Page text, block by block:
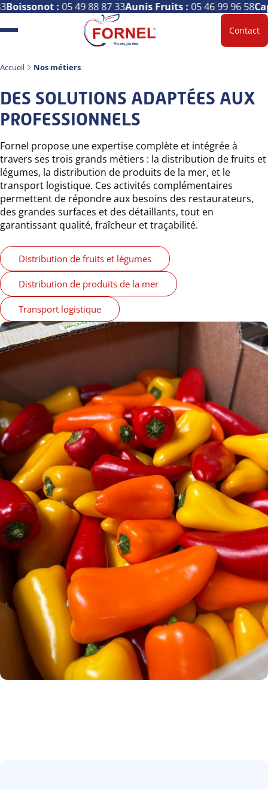
Boissonot :05 49 88 87 33Aunis Fruits :05 46 99 96 58
Contact
Accueil Nos métiers
DES SOLUTIONS ADAPTÉES AUX
PROFESSIONNELS
Fornel propose une expertise complète et intégrée à
travers ses trois grands métiers : la distribution de fruits et
légumes, la distribution de produits de la mer, et le
transport logistique. Ces activités complémentaires
permettent de répondre aux besoins des restaurateurs,
des grandes surfaces et des détaillants, tout en
garantissant qualité, fraîcheur et traçabilité.
Distribution de fruits et légumes
Distribution de produits de la mer
Transport logistique